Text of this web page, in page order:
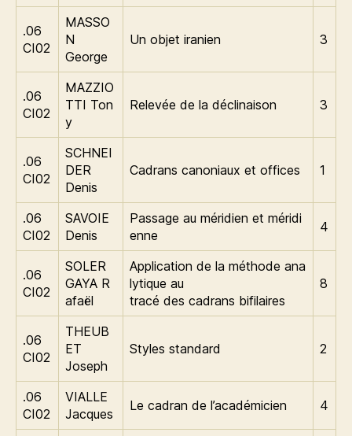
.06
CI02
MASSO
N
George
Un objet iranien 3
.06
CI02
MAZZIO
TTI Ton
y
Relevée de la déclinaison 3
.06
CI02
SCHNEI
DER
Denis
Cadrans canoniaux et offices 1
.06
CI02
SAVOIE
Denis
Passage au méridien et méridi
enne
4
.06
CI02
SOLER
GAYA R
afaël
Application de la méthode ana
lytique au
tracé des cadrans bifilaires
8
.06
CI02
THEUB
ET
Joseph
Styles standard 2
.06
CI02
VIALLE
Jacques
Le cadran de l’académicien 4